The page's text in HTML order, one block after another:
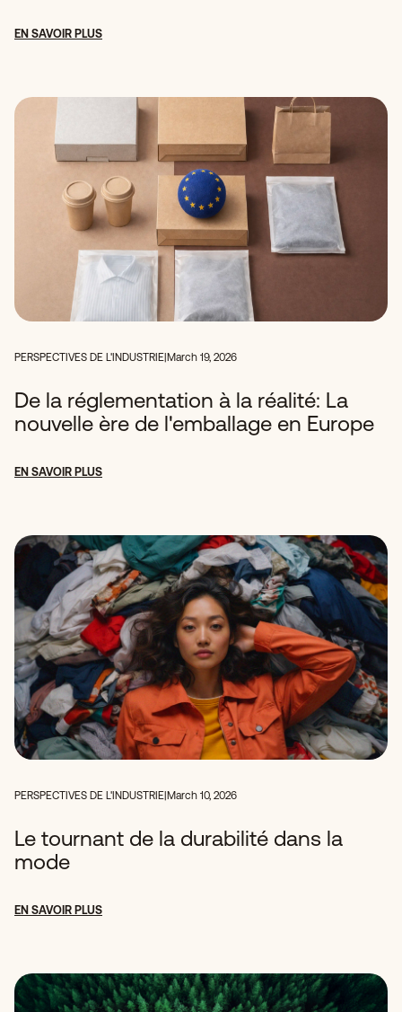
EN SAVOIR PLUS
PERSPECTIVES DE L'INDUSTRIE March 19, 2026
De la réglementation à la réalité: La
nouvelle ère de l'emballage en Europe
EN SAVOIR PLUS
PERSPECTIVES DE L'INDUSTRIE March 10, 2026
Le tournant de la durabilité dans la
mode
EN SAVOIR PLUS